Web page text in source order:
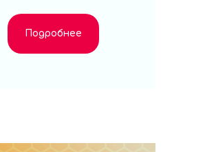
Подробнее